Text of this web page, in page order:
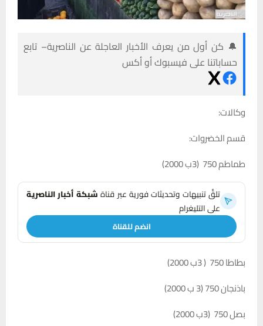
🔔 كن أول من يعرف الأخبار العاجلة عن الناصرية– تابع
حساباتنا على فيسبوك أو أكس
وكالات:
قسم الخضروات:
طماطم 750 (3ب 2000)
تلقَّ تنبيهات وتحديثات فورية عبر قناةشبكة أخبار الناصرية
على التليغرام
انضم للقناة
بطاطا 750 ( 3ب 2000)
باذنجان 750 (3 ب 2000)
بصل 750 (3ب 2000)